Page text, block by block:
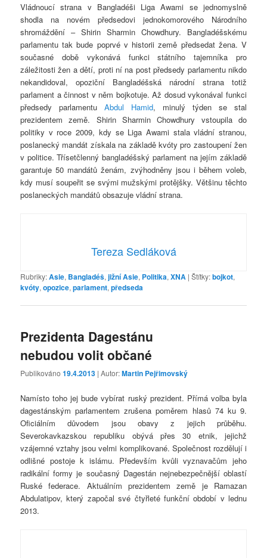
Vládnoucí strana v Bangladéši Liga Awami se jednomyslně
shodla na novém předsedovi jednokomorového Národního
shromáždění – Shirin Sharmin Chowdhury. Bangladéšskému
parlamentu tak bude poprvé v historii země předsedat žena. V
současné době vykonává funkci státního tajemníka pro
záležitosti žen a dětí, proti ní na post předsedy parlamentu nikdo
nekandidoval, opoziční Bangladéšská národní strana totiž
parlament a činnost v něm bojkotuje. Až dosud vykonával funkci
předsedy parlamentuAbdul Hamid, minulý týden se stal
prezidentem země. Shirin Sharmin Chowdhury vstoupila do
politiky v roce 2009, kdy se Liga Awami stala vládní stranou,
poslanecký mandát získala na základě kvóty pro zastoupení žen
v politice. Třísetčlenný bangladéšský parlament na jejím základě
garantuje 50 mandátů ženám, zvýhodněny jsou i během voleb,
kdy musí soupeřit se svými mužskými protějšky. Většinu těchto
poslaneckých mandátů obsazuje vládní strana.
Tereza Sedláková
Rubriky:Asie, Bangladéš,jižní Asie, Politika,XNA |Štítky:bojkot,
kvóty,opozice,parlament,předseda
Prezidenta Dagestánu
nebudou volit občané
Publikováno19.4.2013 | Autor:Martin Pejřimovský
Namísto toho jej bude vybírat ruský prezident. Přímá volba byla
dagestánským parlamentem zrušena poměrem hlasů 74 ku 9.
Oficiálním důvodem jsou obavy z jejich průběhu.
Severokavkazskou republiku obývá přes 30 etnik, jejichž
vzájemné vztahy jsou velmi komplikované. Společnost rozdělují i
odlišné postoje k islámu. Především kvůli vyznavačům jeho
radikální formy je současný Dagestán nejnebezpečnější oblastí
Ruské federace. Aktuálním prezidentem země je Ramazan
Abdulatipov, který započal své čtyřleté funkční období v lednu
2013.